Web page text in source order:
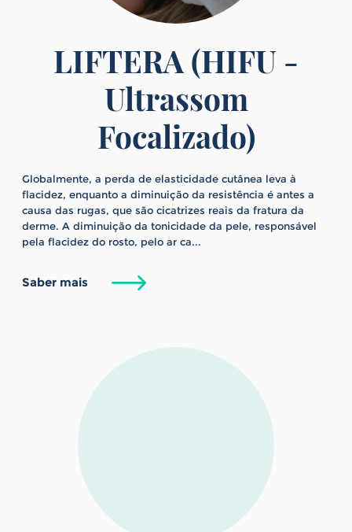
LIFTERA (HIFU -
Ultrassom
Focalizado)
Globalmente, a perda de elasticidade cutânea leva à
flacidez, enquanto a diminuição da resistência é antes a
causa das rugas, que são cicatrizes reais da fratura da
derme. A diminuição da tonicidade da pele, responsável
pela flacidez do rosto, pelo ar ca...
Saber mais